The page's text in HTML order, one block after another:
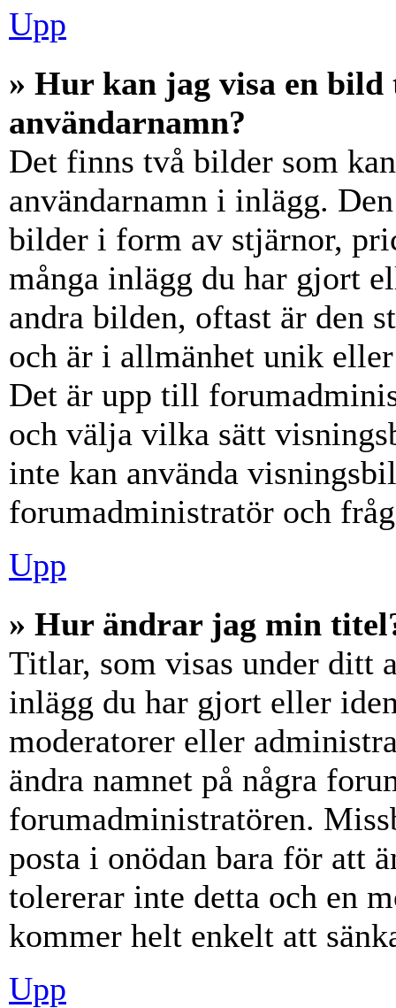
Upp
» Hur kan jag visa en
användarnamn?
Det finns två bilder som
användarnamn i inlägg.
bilder i form av stjärnor,
många inlägg du har gjort
andra bilden, oftast är den
och är i allmänhet unik
Det är upp till
och välja vilka sätt
inte kan använda
forumadministratör och
Upp
» Hur ändrar jag min
Titlar, som visas under ditt
inlägg du har gjort eller
moderatorer eller
ändra namnet på några
forumadministratören.
posta i onödan bara för att
tolererar inte detta och en
kommer helt enkelt att
Upp